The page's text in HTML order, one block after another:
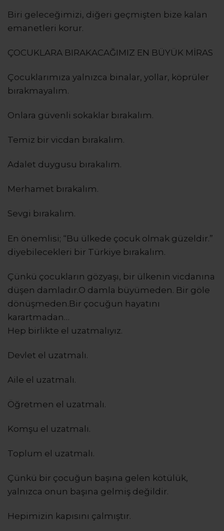
Biri geleceğimizi, diğeri geçmişten bize kalan
emanetleri korur.
ÇOCUKLARA BIRAKACAĞIMIZ EN BÜYÜK MİRAS
Çocuklarımıza yalnızca binalar, yollar, köprüler
bırakmayalım.
Onlara güvenli sokaklar bırakalım.
Temiz bir vicdan bırakalım.
Adalet duygusu bırakalım.
Merhamet bırakalım.
Sevgi bırakalım.
En önemlisi; “Bu ülkede çocuk olmak güzeldir.”
diyebilecekleri bir Türkiye bırakalım.
Çünkü çocukların gözyaşı, bir ülkenin vicdanına
düşen damladır.O damla büyümeden. Bir göle
dönüşmeden.Bir çocuğun hayatını
karartmadan…
Hep birlikte el uzatmalıyız.
Devlet el uzatmalı.
Aile el uzatmalı.
Öğretmen el uzatmalı.
Komşu el uzatmalı.
Toplum el uzatmalı.
Çünkü bir çocuğun başına gelen kötülük,
yalnızca onun başına gelmiş değildir.
Hepimizin kapısını çalmıştır.